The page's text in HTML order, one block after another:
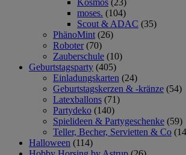
Kosmos (23)
moses. (104)
Scout & ADAC (35)
PhänoMint (26)
Roboter (70)
Zauberschule (10)
Geburtstagsparty (405)
Einladungskarten (24)
Geburtstagskerzen & -kränze (54)
Latexballons (71)
Partydeko (140)
Spielideen & Partygeschenke (59)
Teller, Becher, Servietten & Co
Halloween (114)